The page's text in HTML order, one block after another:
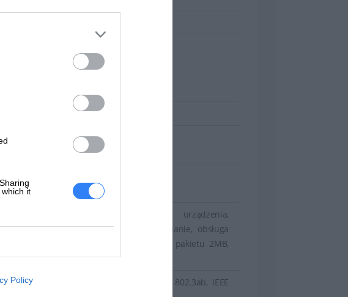
it
Policy
16 Gb/s
przepływem, automatyczne wykrywanie urządzenia,
MDI-X, możliwość montowania na ścianie, obsługa
Tree (STP), bez chłodzenia, bufor pakietu 2MB,
obsługuje DiffServ Code Point (DSCP)
802.3u, IEEE 802.3i, IEEE 802.3z, IEEE 802.3ab, IEEE